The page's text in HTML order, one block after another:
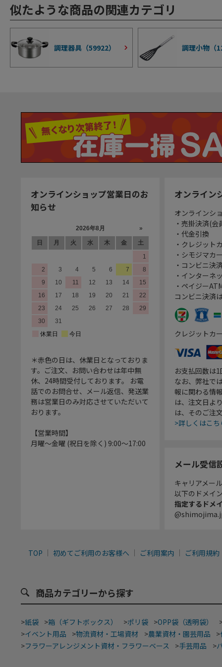
似たような商品の関連カテゴリ
調理器具（59922） 調理小物（
オンラインショップ営業日のお
知らせ
＊赤色の日は、休業日となっておりま
す。ご注文、お問い合わせは年中無
休、24時間受付しております。 お電
話でのお問合せ、メール返信、発送業
務は営業日のみ対応させていただいて
おります。
【営業時間】
月曜～金曜 (祝日を除く) 9:00～17:00
オンライン
オンラインシ
・売掛決済(
・代金引換
・クレジット
・シモジマカ
・コンビニ決
・インターネ
・ペイジー
コンビニ決済
クレジットカ
お支払回数は
なお、弊社で
報に関わる情
は、注文日よ
は、そのご注
>詳しくはこち
メール受信
キャリアメー
以下のドメイ
指定するドメ
TOP 初めてご利用のお客様へ ご利用案内 ご利用規約
商品カテゴリーから探す
>紙袋 >箱（ギフトボックス） >ポリ袋 >OPP袋（透明袋）
>イベント用品 >物流資材・工場資材 >農業資材・園芸用品 >
>フラワーアレンジメント資材・フラワーベース >手芸用品 >